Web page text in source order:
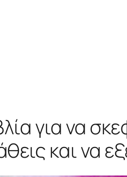
για να
και να